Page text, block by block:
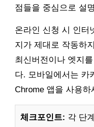
점들을 중심으로 설
온라인 신청 시 인터
지가 제대로 작동하
최신버전이나 엣지
다. 모바일에서는 카
Chrome 앱을 사용하
체크포인트: 각 단